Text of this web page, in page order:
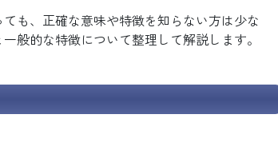
も、正確な意味や特徴を知らない方は少な
般的な特徴について整理して解説します。